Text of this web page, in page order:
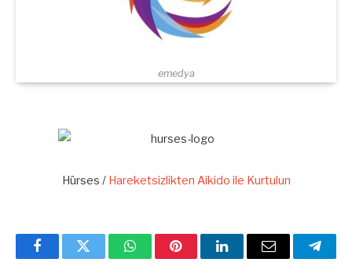
emedya
Hürses / Hareketsizlikten Aikido ile Kurtulun
FacebookTwitter WhatsAppPinterestLinkedin'de
Email